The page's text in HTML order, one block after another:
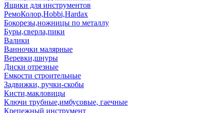
Ящики для инструментов
РемоКолор,Hobbi,Hardax
Бокорезы,ножницы по металлу
Буры,сверла,пики
Валики
Ванночки малярные
Веревки,шнуры
Диски отрезные
Емкости строительные
Задвижки, ручки-скобы
Кисти,макловицы
Ключи трубные,имбусовые, гаечные
Крепежный инструмент